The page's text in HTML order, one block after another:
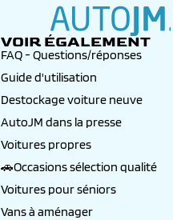
autojm.fr
VOIR ÉGALEMENT
FAQ - Questions/réponses
Guide d'utilisation
Destockage voiture neuve
AutoJM dans la presse
Voitures propres
🚗Occasions sélection qualité
Voitures pour séniors
Vans à aménager